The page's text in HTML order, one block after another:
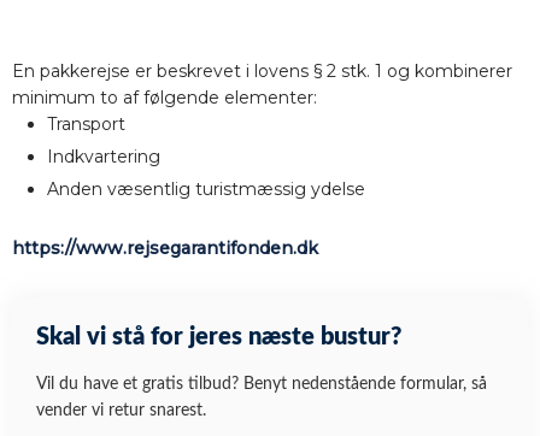
En pakkerejse er beskrevet i lovens § 2 stk. 1 og kombinerer
minimum to af følgende elementer:​
Transport
Indkvartering
Anden væsentlig turistmæssig ydelse
https://www.rejsegarantifonden.dk
Skal vi stå for jeres næste bustur?
Vil du have et gratis tilbud? Benyt nedenstående formular, så
vender vi retur snarest.